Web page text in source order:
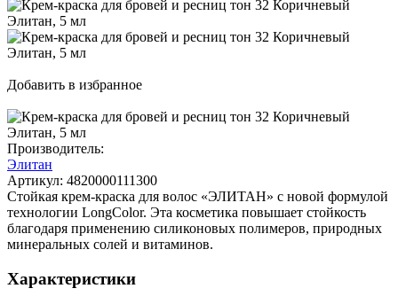
Добавить в избранное
Производитель:
Элитан
Артикул: 4820000111300
Стойкая крем-краска для волос «ЭЛИТАН» с новой формулой
технологии LongColor. Эта косметика повышает стойкость
благодаря применению силиконовых полимеров, природных
минеральных солей и витаминов.
Характеристики